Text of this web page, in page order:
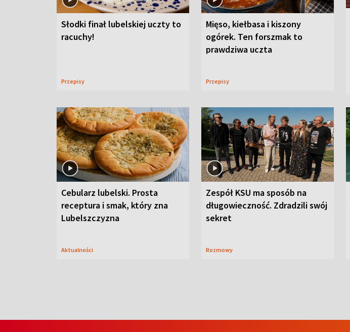
Słodki finał lubelskiej uczty to
racuchy!
Przepisy
Mięso, kiełbasa i kiszony
ogórek. Ten forszmak to
prawdziwa uczta
Przepisy
Cebularz lubelski. Prosta
receptura i smak, który zna
Lubelszczyzna
Aktualności
Zespół KSU ma sposób na
długowieczność. Zdradzili swój
sekret
Rozmowy